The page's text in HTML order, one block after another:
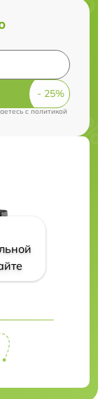
cполитикой